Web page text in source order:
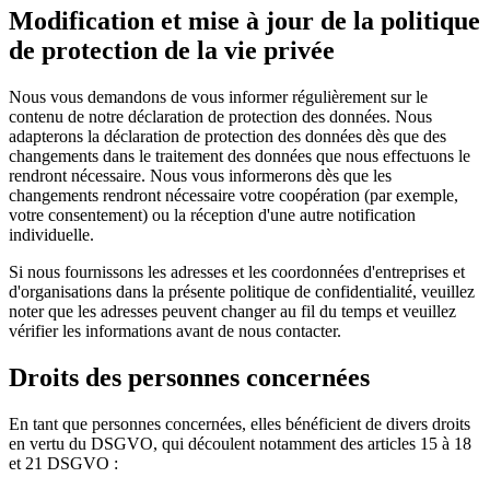
Modification et mise à jour de la politique
de protection de la vie privée
Nous vous demandons de vous informer régulièrement sur le
contenu de notre déclaration de protection des données. Nous
adapterons la déclaration de protection des données dès que des
changements dans le traitement des données que nous effectuons le
rendront nécessaire. Nous vous informerons dès que les
changements rendront nécessaire votre coopération (par exemple,
votre consentement) ou la réception d'une autre notification
individuelle.
Si nous fournissons les adresses et les coordonnées d'entreprises et
d'organisations dans la présente politique de confidentialité, veuillez
noter que les adresses peuvent changer au fil du temps et veuillez
vérifier les informations avant de nous contacter.
Droits des personnes concernées
En tant que personnes concernées, elles bénéficient de divers droits
en vertu du DSGVO, qui découlent notamment des articles 15 à 18
et 21 DSGVO :